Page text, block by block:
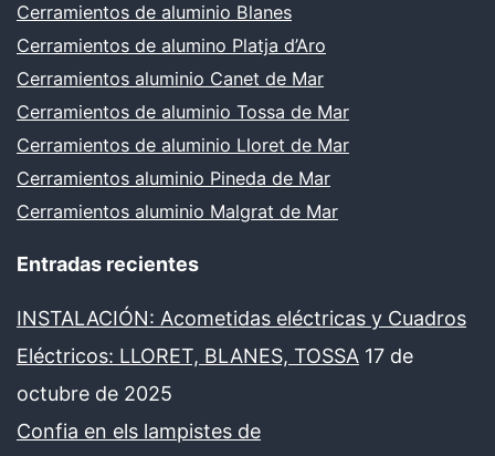
Cerramientos de aluminio Blanes
Cerramientos de alumino Platja d’Aro
Cerramientos aluminio Canet de Mar
Cerramientos de aluminio Tossa de Mar
Cerramientos de aluminio Lloret de Mar
Cerramientos aluminio Pineda de Mar
Cerramientos aluminio Malgrat de Mar
Entradas recientes
INSTALACIÓN: Acometidas eléctricas y Cuadros
Eléctricos: LLORET, BLANES, TOSSA 17 de
octubre de 2025
Confia en els lampistes de